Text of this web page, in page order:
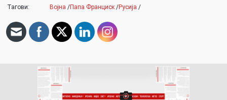
Тагови: Војна /Папа Франциск /Русија /